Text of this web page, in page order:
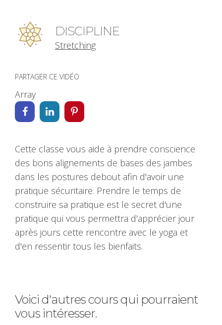
DISCIPLINE
Stretching
PARTAGER CE VIDÉO
Array
Cette classe vous aide à prendre conscience
des bons alignements de bases des jambes
dans les postures debout afin d'avoir une
pratique sécuritaire. Prendre le temps de
construire sa pratique est le secret d'une
pratique qui vous permettra d'apprécier jour
après jours cette rencontre avec le yoga et
d'en ressentir tous les bienfaits.
Voici d'autres cours qui pourraient
vous intéresser.